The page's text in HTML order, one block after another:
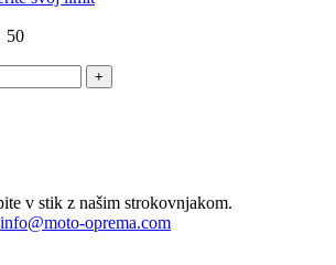
50
+
v stik z našim strokovnjakom.
info@moto-oprema.com